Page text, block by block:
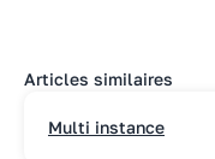
Articles similaires
Multi instance